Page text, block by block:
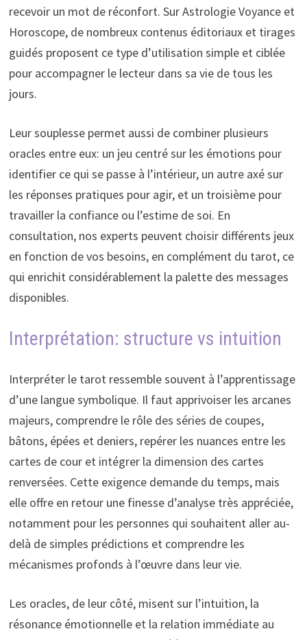
recevoir un mot de réconfort. Sur Astrologie Voyance et
Horoscope, de nombreux contenus éditoriaux et tirages
guidés proposent ce type d’utilisation simple et ciblée
pour accompagner le lecteur dans sa vie de tous les
jours.
Leur souplesse permet aussi de combiner plusieurs
oracles entre eux: un jeu centré sur les émotions pour
identifier ce qui se passe à l’intérieur, un autre axé sur
les réponses pratiques pour agir, et un troisième pour
travailler la confiance ou l’estime de soi. En
consultation, nos experts peuvent choisir différents jeux
en fonction de vos besoins, en complément du tarot, ce
qui enrichit considérablement la palette des messages
disponibles.
Interprétation: structure vs intuition
Interpréter le tarot ressemble souvent à l’apprentissage
d’une langue symbolique. Il faut apprivoiser les arcanes
majeurs, comprendre le rôle des séries de coupes,
bâtons, épées et deniers, repérer les nuances entre les
cartes de cour et intégrer la dimension des cartes
renversées. Cette exigence demande du temps, mais
elle offre en retour une finesse d’analyse très appréciée,
notamment pour les personnes qui souhaitent aller au-
delà de simples prédictions et comprendre les
mécanismes profonds à l’œuvre dans leur vie.
Les oracles, de leur côté, misent sur l’intuition, la
résonance émotionnelle et la relation immédiate au